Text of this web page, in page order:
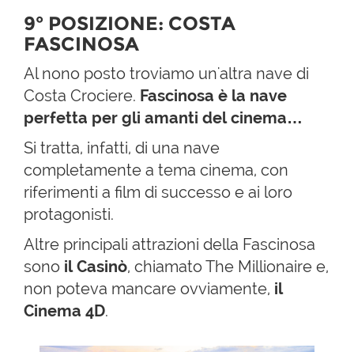
9° POSIZIONE: COSTA
FASCINOSA
Al nono posto troviamo un'altra nave di
Costa Crociere. Fascinosa è la nave
perfetta per gli amanti del cinema…
Si tratta, infatti, di una nave
completamente a tema cinema, con
riferimenti a film di successo e ai loro
protagonisti.
Altre principali attrazioni della Fascinosa
sono il Casinò, chiamato The Millionaire e,
non poteva mancare ovviamente, il
Cinema 4D.